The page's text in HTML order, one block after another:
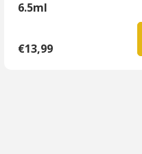
6.5ml
€13,99